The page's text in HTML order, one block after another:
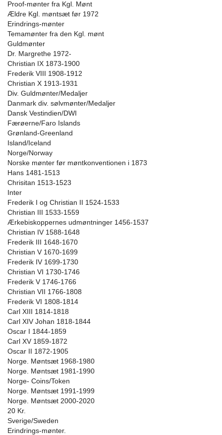
Proof-mønter fra Kgl. Mønt
Ældre Kgl. møntsæt før 1972
Erindrings-mønter
Temamønter fra den Kgl. mønt
Guldmønter
Dr. Margrethe 1972-
Christian IX 1873-1900
Frederik VIII 1908-1912
Christian X 1913-1931
Div. Guldmønter/Medaljer
Danmark div. sølvmønter/Medaljer
Dansk Vestindien/DWI
Færøerne/Faro Islands
Grønland-Greenland
Island/Iceland
Norge/Norway
Norske mønter før møntkonventionen i 1873
Hans 1481-1513
Chrisitan 1513-1523
Inter
Frederik I og Christian II 1524-1533
Christian III 1533-1559
Ærkebiskoppernes udmøntninger 1456-1537
Christian IV 1588-1648
Frederik III 1648-1670
Christian V 1670-1699
Frederik IV 1699-1730
Christian VI 1730-1746
Frederik V 1746-1766
Christian VII 1766-1808
Frederik VI 1808-1814
Carl XIII 1814-1818
Carl XIV Johan 1818-1844
Oscar I 1844-1859
Carl XV 1859-1872
Oscar II 1872-1905
Norge. Møntsæt 1968-1980
Norge. Møntsæt 1981-1990
Norge- Coins/Token
Norge. Møntsæt 1991-1999
Norge. Møntsæt 2000-2020
20 Kr.
Sverige/Sweden
Erindrings-mønter.